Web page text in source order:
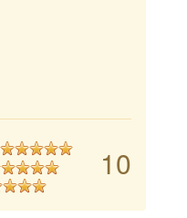
10